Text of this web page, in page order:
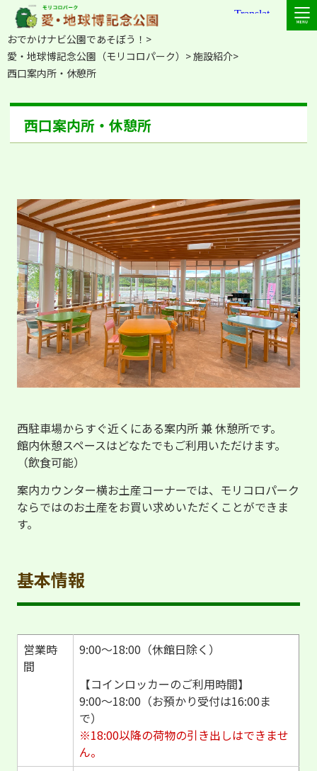
おでかけナビ公園であそぼう！
愛・地球博記念公園（モリコロパーク）
施設紹介
西口案内所・休憩所
西口案内所・休憩所
西駐車場からすぐ近くにある案内所 兼 休憩所です。
館内休憩スペースはどなたでもご利用いただけます。
（飲食可能）
案内カウンター横お土産コーナーでは、モリコロパーク
ならではのお土産をお買い求めいただくことができま
す。
基本情報
営業時
間
9:00～18:00（休館日除く）
【コインロッカーのご利用時間】
9:00～18:00（お預かり受付は16:00ま
で）
※18:00以降の荷物の引き出しはできませ
ん。